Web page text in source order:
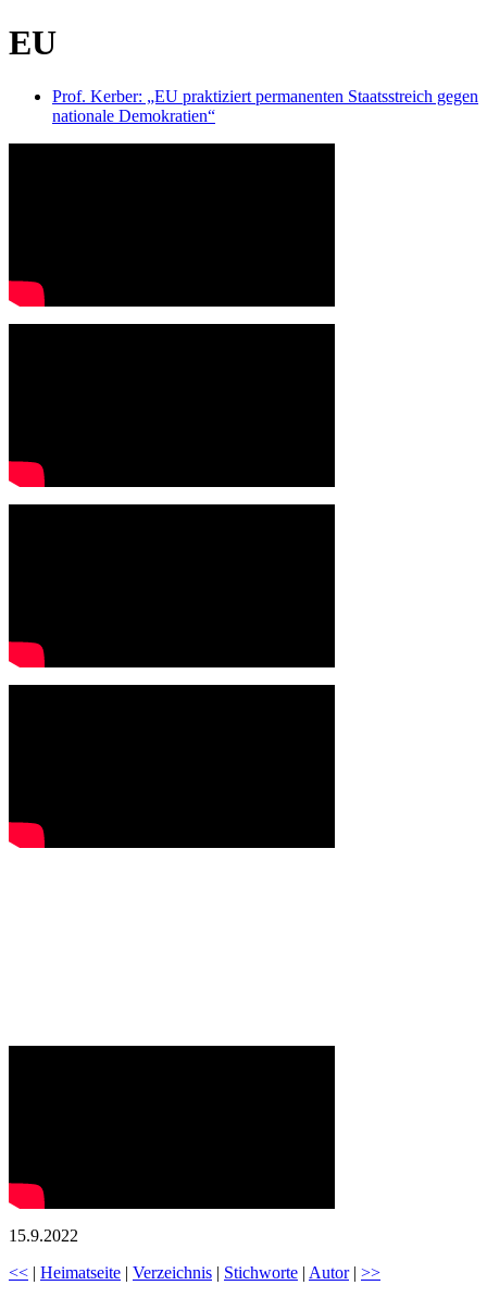
EU
Prof. Kerber: „EU praktiziert permanenten Staatsstreich gegen
nationale Demokratien“
15.9.2022
<< | Heimatseite | Verzeichnis | Stichworte | Autor| >>